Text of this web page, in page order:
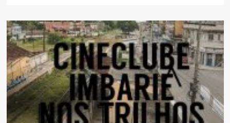
Como
foi
o
10°
Fórum
Rio
–
Convergências
para
2018